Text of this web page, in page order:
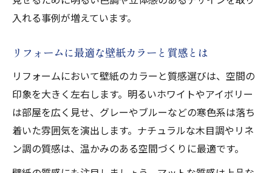
入れる事例が増えています。
リフォームに最適な壁紙カラーと質感とは
リフォームにおいて壁紙のカラーと質感選びは、空間の
印象を大きく左右します。明るいホワイトやアイボリー
は部屋を広く見せ、グレーやブルーなどの寒色系は落ち
着いた雰囲気を演出します。ナチュラルな木目調やリネ
ン調の質感は、温かみのある空間づくりに最適です。